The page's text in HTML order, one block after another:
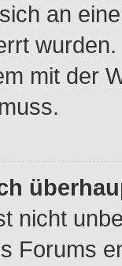
an
mit der
nicht
Forums